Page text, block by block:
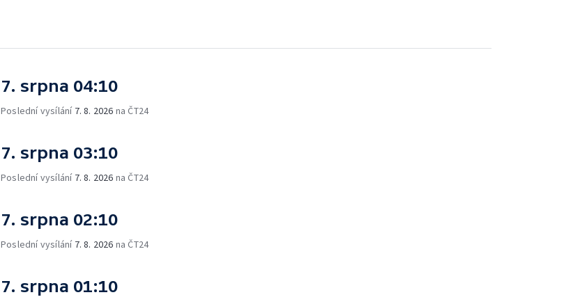
7. srpna 04:10
Poslední vysílání 7. 8. 2026 na ČT24
7. srpna 03:10
Poslední vysílání 7. 8. 2026 na ČT24
7. srpna 02:10
Poslední vysílání 7. 8. 2026 na ČT24
7. srpna 01:10